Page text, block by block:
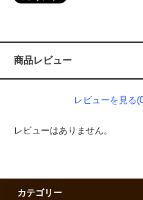
商品レビュー
レビューを見る
レビューはありません。
カテゴリー